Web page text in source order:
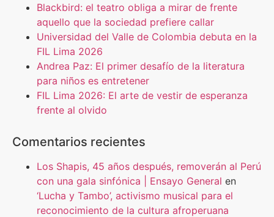
Blackbird: el teatro obliga a mirar de frente
aquello que la sociedad prefiere callar
Universidad del Valle de Colombia debuta en la
FIL Lima 2026
Andrea Paz: El primer desafío de la literatura
para niños es entretener
FIL Lima 2026: El arte de vestir de esperanza
frente al olvido
Comentarios recientes
Los Shapis, 45 años después, removerán al Perú
con una gala sinfónica | Ensayo General en
‘Lucha y Tambo’, activismo musical para el
reconocimiento de la cultura afroperuana